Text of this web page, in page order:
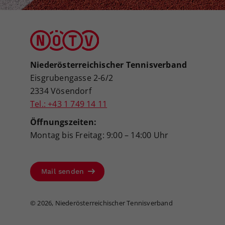
BK u11 Jhg 2015
Beobachtungskader
Niederösterreichischer Tennisverband
Eisgrubengasse 2-6/2
2334 Vösendorf
Tel.: +43 1 749 14 11
Öffnungszeiten:
Montag bis Freitag: 9:00 – 14:00 Uhr
Mail senden
© 2026, Niederösterreichischer Tennisverband